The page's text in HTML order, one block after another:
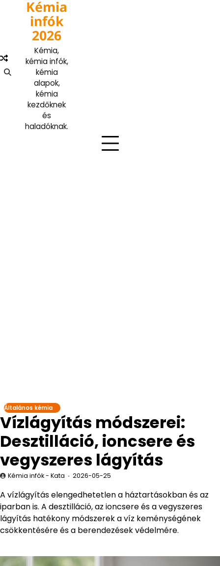
Kémia
infók
2026
Kémia,
kémia infók,
kémia
alapok,
kémia
kezdőknek
és
haladóknak.
Általános kémia
Vízlágyítás módszerei:
Desztilláció, ioncsere és
vegyszeres lágyítás
Kémia infók - Kata 2026-05-25
A vízlágyítás elengedhetetlen a háztartásokban és az
iparban is. A desztilláció, az ioncsere és a vegyszeres
lágyítás hatékony módszerek a víz keménységének
csökkentésére és a berendezések védelmére.